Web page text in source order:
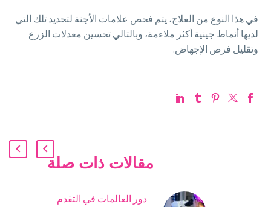
في هذا النوع من العلاج، يتم فحص علامات الأجنة لتحديد تلك التي
لديها أنماط جينية أكثر ملاءمة، وبالتالي تحسين معدلات الزرع
وتقليل فرص الإجهاض.
مقالات ذات صلة
دور العالمات في التقدم